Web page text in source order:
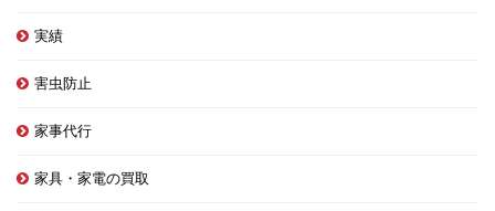
実績
害虫防止
家事代行
家具・家電の買取